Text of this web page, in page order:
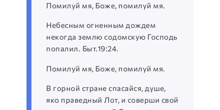
Помилуй мя, Боже, помилуй мя.
Небесным огненным дождем
некогда землю содомскую Господь
попалил. Быт.19:24.
Помилуй мя, Боже, помилуй мя.
В горной стране спасайся, душе,
яко праведный Лот, и соверши свой